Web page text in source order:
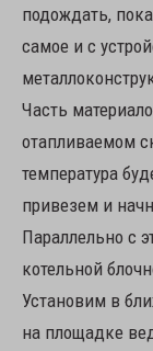
подождать,
самое и с
Часть
отапливаемом
температура
привезем и
Параллельно с
котельной
Установим в
на площадке